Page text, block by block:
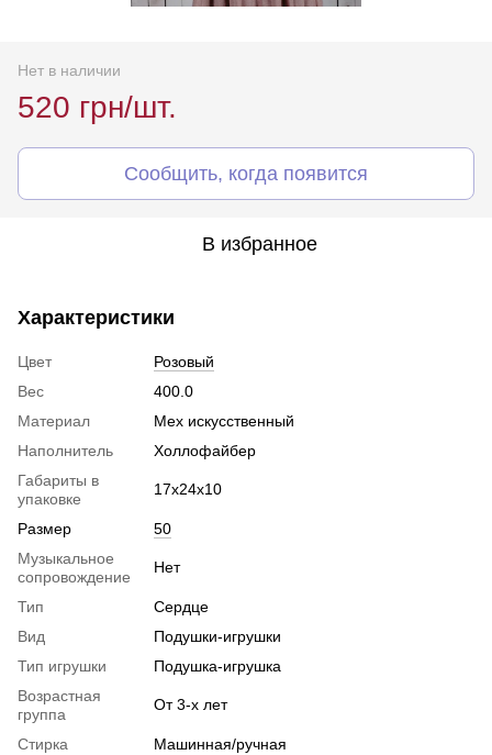
Нет в наличии
520 грн/шт.
Сообщить, когда появится
В избранное
Характеристики
Цвет
Розовый
Вес
400.0
Материал
Мех искусственный
Наполнитель
Холлофайбер
Габариты в
упаковке
17х24х10
Размер
50
Музыкальное
сопровождение
Нет
Тип
Сердце
Вид
Подушки-игрушки
Тип игрушки
Подушка-игрушка
Возрастная
группа
От 3-х лет
Стирка
Машинная/ручная